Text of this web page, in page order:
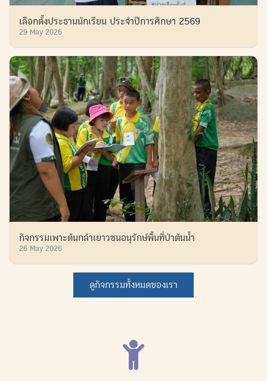
เลือกตั้งประธานนักเรียน ประจำปีการศึกษา 2569
29 May 2026
กิจกรรมเพาะต้นกล้าเยาวชนอนุรักษ์พื้นที่ป่าต้นน้ำ
26 May 2026
ดูกิจกรรมทั้งหมดของเรา